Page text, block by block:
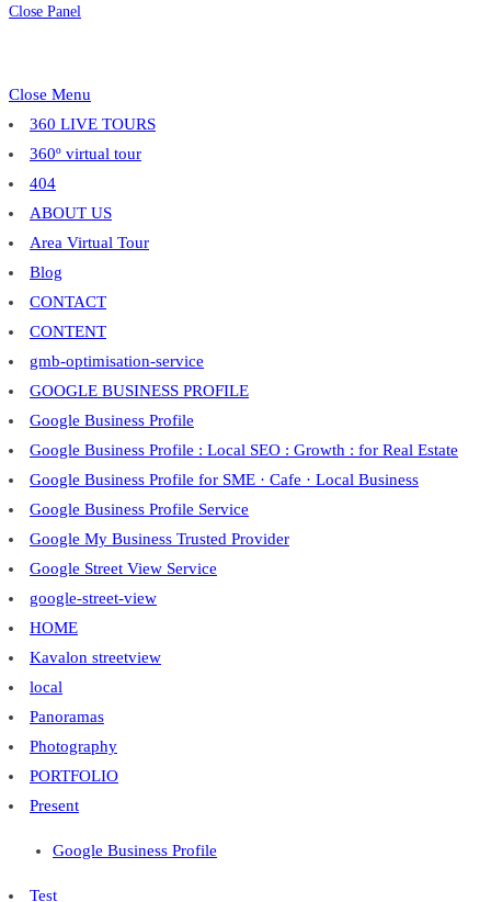
Close Panel
Close Menu
360 LIVE TOURS
360º virtual tour
404
ABOUT US
Area Virtual Tour
Blog
CONTACT
CONTENT
gmb-optimisation-service
GOOGLE BUSINESS PROFILE
Google Business Profile
Google Business Profile : Local SEO : Growth : for Real Estate
Google Business Profile for SME · Cafe · Local Business
Google Business Profile Service
Google My Business Trusted Provider
Google Street View Service
google-street-view
HOME
Kavalon streetview
local
Panoramas
Photography
PORTFOLIO
Present
Google Business Profile
Test